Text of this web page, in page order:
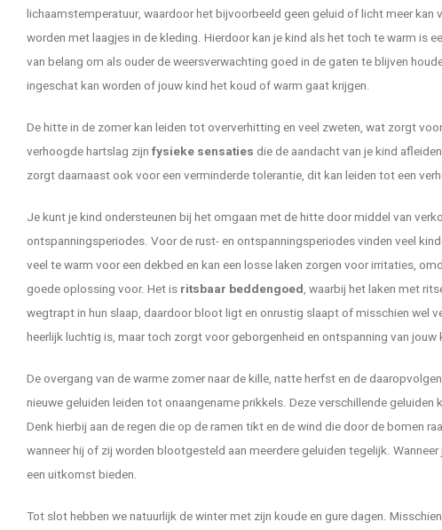
lichaamstemperatuur, waardoor het bijvoorbeeld geen geluid of licht meer kan
worden met laagjes in de kleding. Hierdoor kan je kind als het toch te warm is
van belang om als ouder de weersverwachting goed in de gaten te blijven
ingeschat kan worden of jouw kind het koud of warm gaat krijgen.
De hitte in de zomer kan leiden tot oververhitting en veel zweten, wat zorgt
verhoogde hartslag zijn fysieke sensaties die de aandacht van je kind
zorgt daarnaast ook voor een verminderde tolerantie, dit kan leiden tot een
Je kunt je kind ondersteunen bij het omgaan met de hitte door middel van
ontspanningsperiodes. Voor de rust- en ontspanningsperiodes vinden veel
veel te warm voor een dekbed en kan een losse laken zorgen voor irritaties,
goede oplossing voor. Het is ritsbaar beddengoed, waarbij het laken met
wegtrapt in hun slaap, daardoor bloot ligt en onrustig slaapt of misschien wel
heerlijk luchtig is, maar toch zorgt voor geborgenheid en ontspanning van jouw
De overgang van de warme zomer naar de kille, natte herfst en de
nieuwe geluiden leiden tot onaangename prikkels. Deze verschillende
Denk hierbij aan de regen die op de ramen tikt en de wind die door de bomen
wanneer hij of zij worden blootgesteld aan meerdere geluiden tegelijk.
een uitkomst bieden.
Tot slot hebben we natuurlijk de winter met zijn koude en gure dagen.